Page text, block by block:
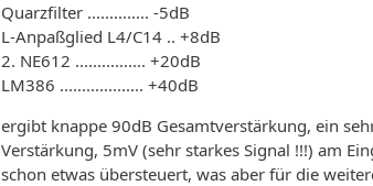
Quarzfilter .............. -5dB
L-Anpaßglied L4/C14 .. +8dB
2. NE612 ................ +20dB
LM386 ................... +40dB
ergibt knappe 90dB Gesamtverstärkung, ein
Verstärkung, 5mV (sehr starkes Signal !!!) am
schon etwas übersteuert, was aber für die